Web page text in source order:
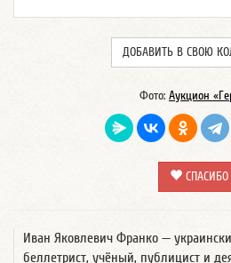
ДОБАВИТЬ В СВОЮ
Фото: Аукцион
СПАСИБО
Иван Яковлевич Франко —
беллетрист, учёный, публицист и